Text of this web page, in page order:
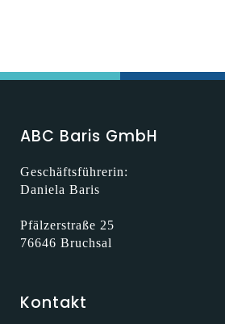
ABC Baris GmbH
Geschäftsführerin:
Daniela Baris
Pfälzerstraße 25
76646 Bruchsal
Kontakt